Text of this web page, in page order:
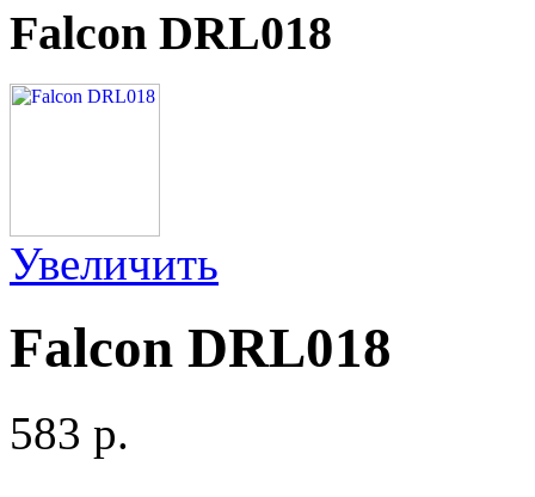
Falcon DRL018
Увеличить
Falcon DRL018
583 p.